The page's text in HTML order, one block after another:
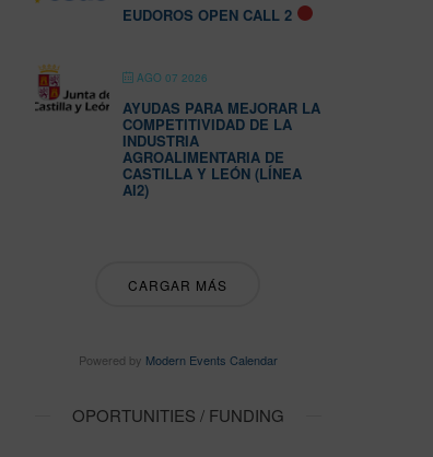
EUDOROS OPEN CALL 2
AGO 07 2026
AYUDAS PARA MEJORAR LA
COMPETITIVIDAD DE LA
INDUSTRIA
AGROALIMENTARIA DE
CASTILLA Y LEÓN (LÍNEA
AI2)
CARGAR MÁS
Powered by Modern Events Calendar
OPORTUNITIES / FUNDING